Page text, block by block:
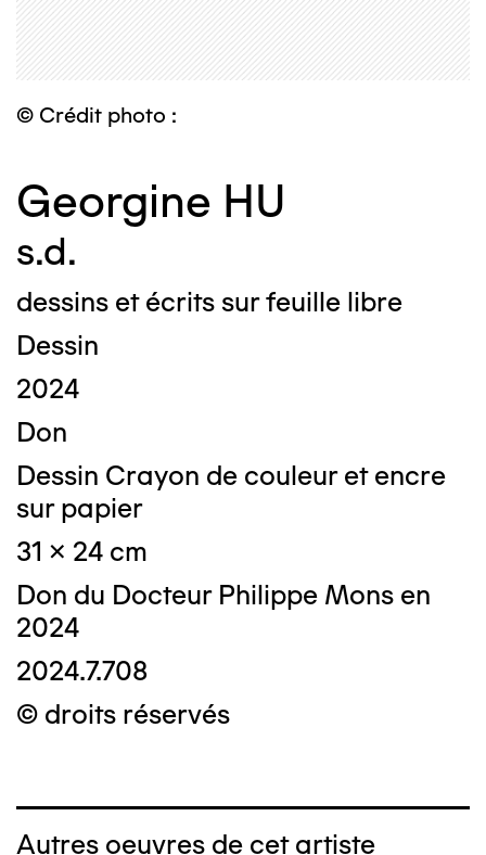
© Crédit photo :
Georgine HU
s.d.
dessins et écrits sur feuille libre
Dessin
2024
Don
Dessin Crayon de couleur et encre
sur papier
31 x 24 cm
Don du Docteur Philippe Mons en
2024
2024.7.708
© droits réservés
Autres oeuvres de cet artiste